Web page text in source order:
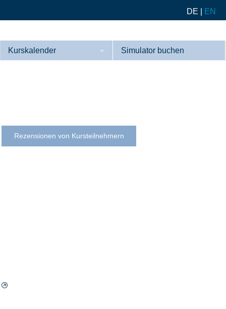
DE EN
Kurskalender Simulator buchen
Rezensionen von Kursteilnehmern